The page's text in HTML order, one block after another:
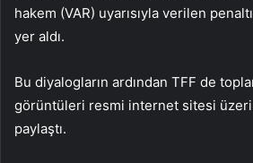
hakem (VAR) uyarısıyla verilen
yer aldı.
Bu diyalogların ardından TFF de
görüntüleri resmi internet sitesi
paylaştı.